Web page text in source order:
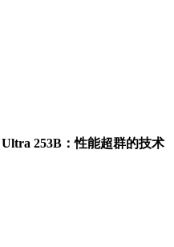
253B：性能超群的技术